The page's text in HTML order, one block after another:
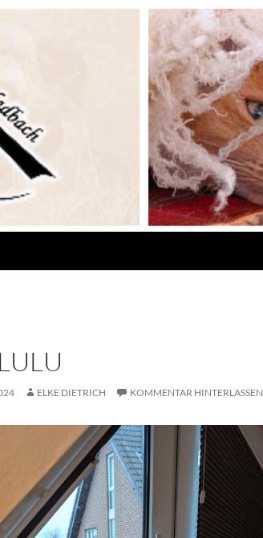
ELKE DIETRICH KOMMENTAR HINTERLASSEN